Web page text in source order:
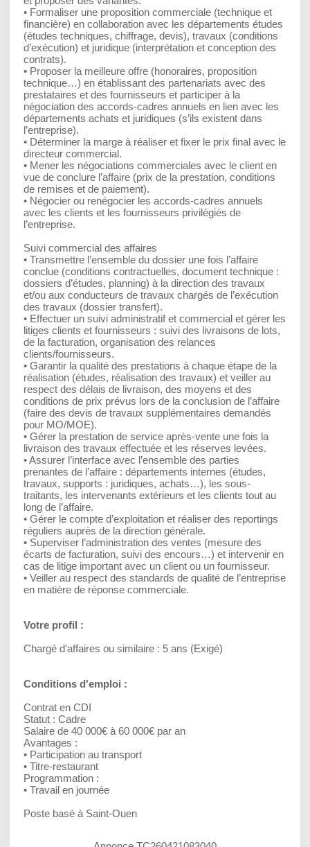
• Formaliser une proposition commerciale (technique et
financière) en collaboration avec les départements études
(études techniques, chiffrage, devis), travaux (conditions
d’exécution) et juridique (interprétation et conception des
contrats).
• Proposer la meilleure offre (honoraires, proposition
technique…) en établissant des partenariats avec des
prestataires et des fournisseurs et participer à la
négociation des accords-cadres annuels en lien avec les
départements achats et juridiques (s’ils existent dans
l’entreprise).
• Déterminer la marge à réaliser et fixer le prix final avec le
directeur commercial.
• Mener les négociations commerciales avec le client en
vue de conclure l’affaire (prix de la prestation, conditions
de remises et de paiement).
• Négocier ou renégocier les accords-cadres annuels
avec les clients et les fournisseurs privilégiés de
l’entreprise.
Suivi commercial des affaires
• Transmettre l’ensemble du dossier une fois l’affaire
conclue (conditions contractuelles, document technique :
dossiers d’études, planning) à la direction des travaux
et/ou aux conducteurs de travaux chargés de l’exécution
des travaux (dossier transfert).
• Effectuer un suivi administratif et commercial et gérer les
litiges clients et fournisseurs : suivi des livraisons de lots,
de la facturation, organisation des relances
clients/fournisseurs.
• Garantir la qualité des prestations à chaque étape de la
réalisation (études, réalisation des travaux) et veiller au
respect des délais de livraison, des moyens et des
conditions de prix prévus lors de la conclusion de l’affaire
(faire des devis de travaux supplémentaires demandés
pour MO/MOE).
• Gérer la prestation de service après-vente une fois la
livraison des travaux effectuée et les réserves levées.
• Assurer l’interface avec l’ensemble des parties
prenantes de l’affaire : départements internes (études,
travaux, supports : juridiques, achats…), les sous-
traitants, les intervenants extérieurs et les clients tout au
long de l’affaire.
• Gérer le compte d’exploitation et réaliser des reportings
réguliers auprès de la direction générale.
• Superviser l’administration des ventes (mesure des
écarts de facturation, suivi des encours…) et intervenir en
cas de litige important avec un client ou un fournisseur.
• Veiller au respect des standards de qualité de l’entreprise
en matière de réponse commerciale.
Votre profil :
Chargé d'affaires ou similaire : 5 ans (Exigé)
Conditions d'emploi :
Contrat en CDI
Statut : Cadre
Salaire de 40 000€ à 60 000€ par an
Avantages :
• Participation au transport
• Titre-restaurant
Programmation :
• Travail en journée
Poste basé à Saint-Ouen